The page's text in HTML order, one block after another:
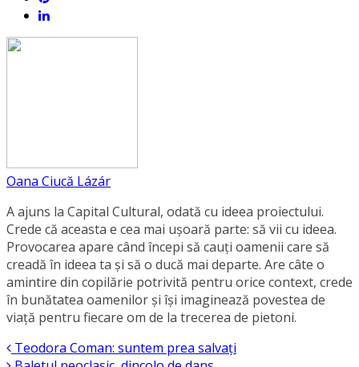
Oana Ciucă Lázár
A ajuns la Capital Cultural, odată cu ideea proiectului.
Crede că aceasta e cea mai ușoară parte: să vii cu ideea.
Provocarea apare când începi să cauți oamenii care să
creadă în ideea ta și să o ducă mai departe. Are câte o
amintire din copilărie potrivită pentru orice context, crede
în bunătatea oamenilor și își imaginează povestea de
viață pentru fiecare om de la trecerea de pietoni.
Teodora Coman: suntem prea salvați